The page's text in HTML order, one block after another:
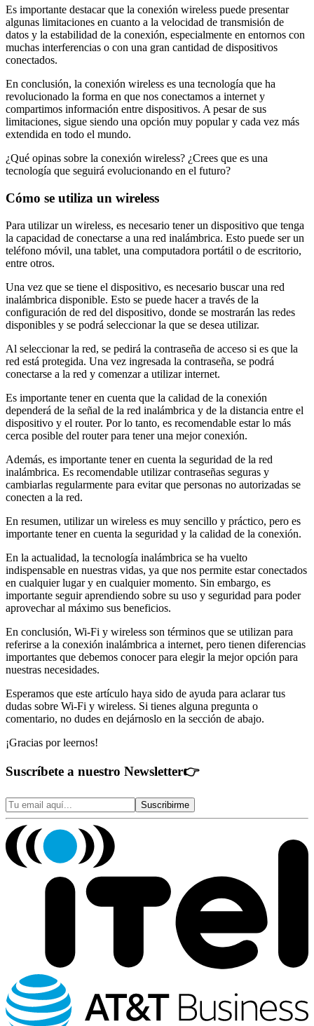
Es importante destacar que la conexión wireless puede presentar
algunas limitaciones en cuanto a la velocidad de transmisión de
datos y la estabilidad de la conexión, especialmente en entornos con
muchas interferencias o con una gran cantidad de dispositivos
conectados.
En conclusión, la conexión wireless es una tecnología que ha
revolucionado la forma en que nos conectamos a internet y
compartimos información entre dispositivos. A pesar de sus
limitaciones, sigue siendo una opción muy popular y cada vez más
extendida en todo el mundo.
¿Qué opinas sobre la conexión wireless? ¿Crees que es una
tecnología que seguirá evolucionando en el futuro?
Cómo se utiliza un wireless
Para utilizar un wireless, es necesario tener un dispositivo que tenga
la capacidad de conectarse a una red inalámbrica. Esto puede ser un
teléfono móvil, una tablet, una computadora portátil o de escritorio,
entre otros.
Una vez que se tiene el dispositivo, es necesario buscar una red
inalámbrica disponible. Esto se puede hacer a través de la
configuración de red del dispositivo, donde se mostrarán las redes
disponibles y se podrá seleccionar la que se desea utilizar.
Al seleccionar la red, se pedirá la contraseña de acceso si es que la
red está protegida. Una vez ingresada la contraseña, se podrá
conectarse a la red y comenzar a utilizar internet.
Es importante tener en cuenta que la calidad de la conexión
dependerá de la señal de la red inalámbrica y de la distancia entre el
dispositivo y el router. Por lo tanto, es recomendable estar lo más
cerca posible del router para tener una mejor conexión.
Además, es importante tener en cuenta la seguridad de la red
inalámbrica. Es recomendable utilizar contraseñas seguras y
cambiarlas regularmente para evitar que personas no autorizadas se
conecten a la red.
En resumen, utilizar un wireless es muy sencillo y práctico, pero es
importante tener en cuenta la seguridad y la calidad de la conexión.
En la actualidad, la tecnología inalámbrica se ha vuelto
indispensable en nuestras vidas, ya que nos permite estar conectados
en cualquier lugar y en cualquier momento. Sin embargo, es
importante seguir aprendiendo sobre su uso y seguridad para poder
aprovechar al máximo sus beneficios.
En conclusión, Wi-Fi y wireless son términos que se utilizan para
referirse a la conexión inalámbrica a internet, pero tienen diferencias
importantes que debemos conocer para elegir la mejor opción para
nuestras necesidades.
Esperamos que este artículo haya sido de ayuda para aclarar tus
dudas sobre Wi-Fi y wireless. Si tienes alguna pregunta o
comentario, no dudes en dejárnoslo en la sección de abajo.
¡Gracias por leernos!
Suscríbete a nuestro Newsletter👉
Suscribirme